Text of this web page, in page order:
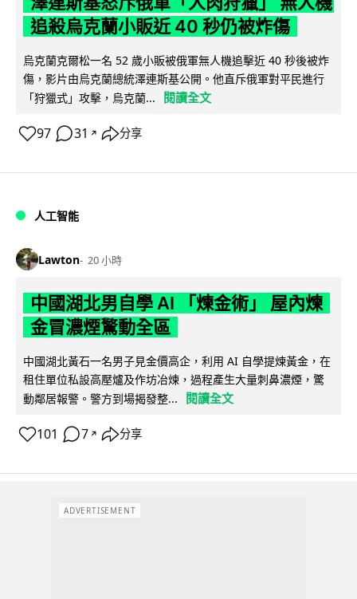
追殺烏克蘭小販近 40 秒仍被炸傷
烏克蘭克爾松一名 52 歲小販被俄軍無人機追擊近 40 秒後被炸
傷，影片由烏克蘭總統澤連斯基公開。他直斥俄軍對平民進行
「狩獵式」攻擊，烏克蘭...
閱讀全文
97 31 ↗ 分享
人工智能
Lawton 20 小時
中國湖北男自學 AI 「煉金術」 屋內煉
金冒濃煙驚動全區
中國湖北黃石一名男子見金價高企，利用 AI 自學提煉黃金，在
租住單位私設高壓爐及作坊冶煉，過程產生大量刺鼻濃煙，驚
動鄰居報警。警方到場揭發整...
閱讀全文
101 7 ↗ 分享
ADVERTISEMENT